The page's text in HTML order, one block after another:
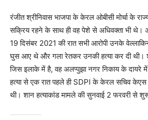
रंजीत श्रीनिवास भाजपा के केरल ओबीसी मोर्चा के
सक्रिय रहने के साथ ही वह पेशे से अधिवक्‍ता भी थे।
19 दिसंबर 2021 की रात सभी आरोपी उनके
घुस आए थे और गला रेतकर उनकी हत्‍या कर दी थी।
जिस इलाके में है, वह अलप्‍पुझा नगर निकाय के दायरे
हत्‍या से एक रात पहले ही SDPI के केरल सचिव केएस
थी। शान हत्‍याकांड मामले की सुनवाई 2 फरवरी से